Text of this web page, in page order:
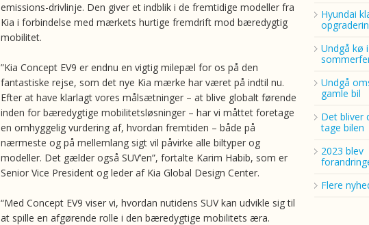
emissions-drivlinje. Den giver et indblik i de fremtidige modeller fra
Kia i forbindelse med mærkets hurtige fremdrift mod bæredygtig
mobilitet.
”Kia Concept EV9 er endnu en vigtig milepæl for os på den
fantastiske rejse, som det nye Kia mærke har været på indtil nu.
Efter at have klarlagt vores målsætninger – at blive globalt førende
inden for bæredygtige mobilitetsløsninger – har vi måttet foretage
en omhyggelig vurdering af, hvordan fremtiden – både på
nærmeste og på mellemlang sigt vil påvirke alle biltyper og
modeller. Det gælder også SUV’en”, fortalte Karim Habib, som er
Senior Vice President og leder af Kia Global Design Center.
“Med Concept EV9 viser vi, hvordan nutidens SUV kan udvikle sig til
at spille en afgørende rolle i den bæredygtige mobilitets æra.
Hyundai
Undgå kø i
Undgå
gamle bil
Det bliver
tage bilen
2023 blev
Flere